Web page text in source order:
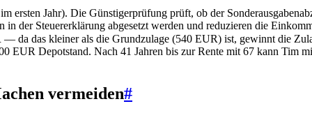
ersten Jahr). Die Günstigerprüfung prüft, ob der
der Steuererklärung abgesetzt werden und reduzieren die
da das kleiner als die Grundzulage (540 EUR) ist, gewinnt die
EUR Depotstand. Nach 41 Jahren bis zur Rente mit 67 kann
vermeiden#